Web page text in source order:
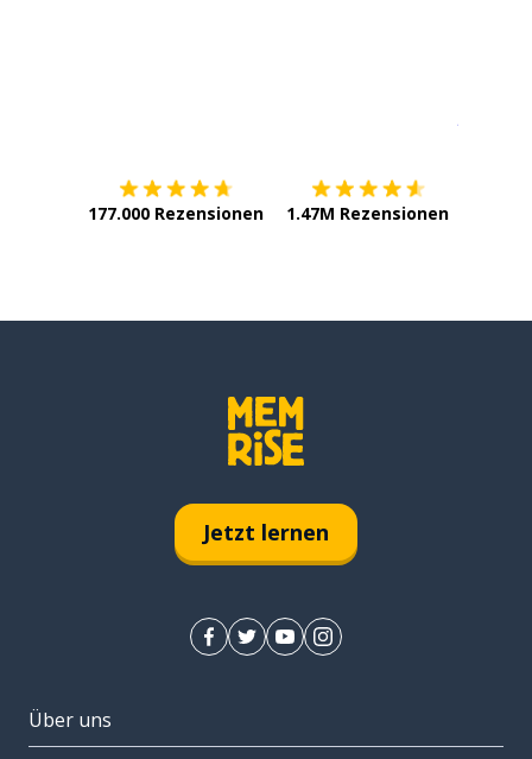
177.000 Rezensionen 1.47M Rezensionen
Jetzt lernen
Über uns